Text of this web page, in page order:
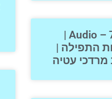
04. ברוך שם 71 – Audio |
התפילה |
עטיה